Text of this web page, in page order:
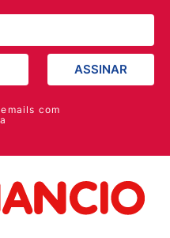
ASSINAR
com